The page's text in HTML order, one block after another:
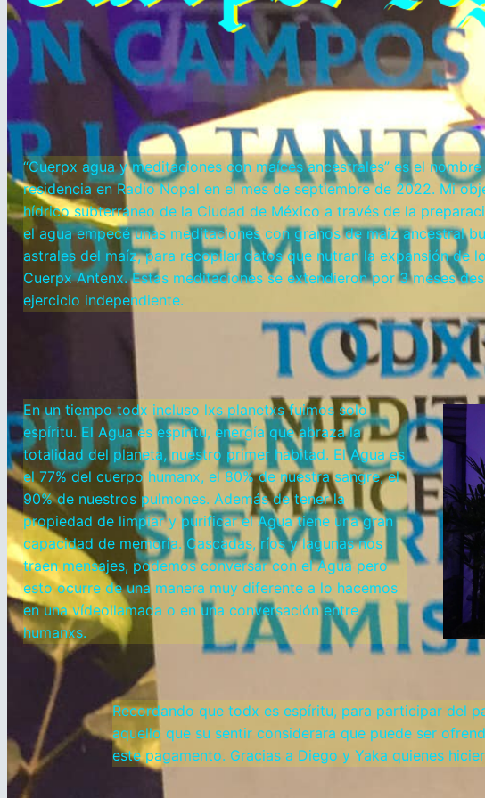
“Cuerpx agua y meditaciones con maíces ancestrales” es el
residencia en Radio Nopal en el mes de septiembre de 2022. Mi
hídrico subterráneo de la Ciudad de México a través de la
el agua empecé unas meditaciones con granos de maíz ancestral
astrales del maíz, para recopilar datos que nutran la expansión de
Cuerpx Antenx. Estas meditaciones se extendieron por 3 meses
ejercicio independiente.
En un tiempo todx incluso lxs planetxs fuimos solo
espíritu. El Agua es espíritu, energía que abraza la
totalidad del planeta, nuestro primer habitad. El Agua es
el 77% del cuerpo humanx, el 80% de nuestra sangre, el
90% de nuestros pulmones. Además de tener la
propiedad de limpiar y purificar el Agua tiene una gran
capacidad de memoria. Cascadas, ríos y lagunas nos
traen mensajes, podemos conversar con el Agua pero
esto ocurre de una manera muy diferente a lo hacemos
en una vídeollamada o en una conversación entre
humanxs.
Recordando que todx es espíritu, para participar del
aquello que su sentir considerara que puede ser
este pagamento. Gracias a Diego y Yaka quienes